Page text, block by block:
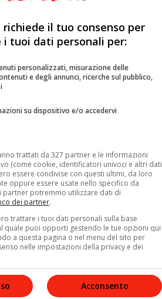
il tuo consenso per
i tuoi dati personali per:
personalizzati, misurazione delle
e degli annunci, ricerche sul pubblico,
su dispositivo e/o accedervi
trattati da 327 partner e le informazioni
(come cookie, identificatori univoci e altri dati
essere condivise con questi ultimi, da loro
oppure essere usate nello specifico da
partner potremmo utilizzare dati di
dei partner.
trattare i tuoi dati personali sulla base
quale puoi opporti gestendo le tue opzioni qui
a questa pagina o nel menu del sito per
nelle impostazioni della privacy e dei
Acconsento